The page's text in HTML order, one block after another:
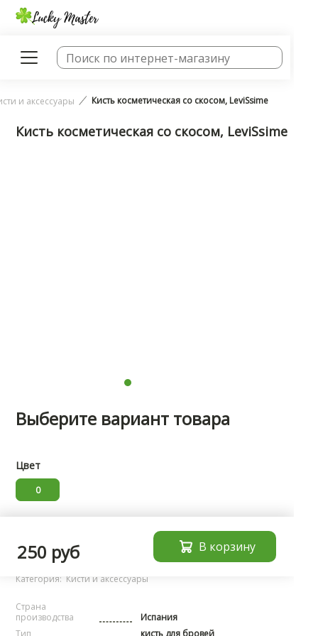
и аксессуары Кисть косметическая со скосом, LeviSsime
Кисть косметическая со скосом, LeviSsime
Выберите вариант товара
Цвет
0
Бренд:
noName
Категория: Кисти и аксессуары
Страна
производства
Испания
Тип
кисть для бровей
250 руб В корзину